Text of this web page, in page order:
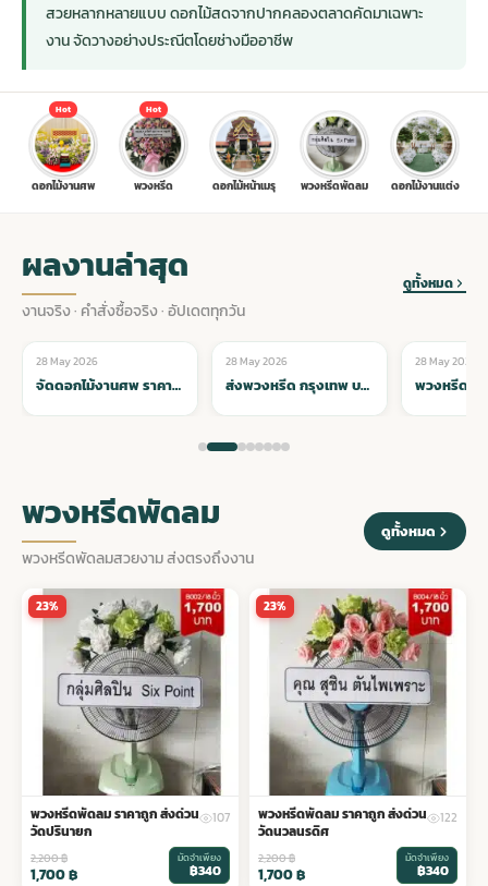
ดอกไม้งานศพ ส่งด่วน
ดอกไม้งานศพ กรุงเทพ
ดอกไม้งานศพ ปากคลองตลาด
ร้านดอกไม้งานศพ ใกล้ฉัน
จัดดอกไม้งานศพ ราคา
พวงดอกไม้งานศพ
tpdecorate ปูพื้น
พวงหรีดดอกไม้สด
พวงหรีดดอกไม้สด ราคาถูก
สั่งพวงหรีด ออนไลน์
ส่งพวงหรีด ด่วน กรุงเทพ
ร้านพวงหรีด กรุงเทพ ส่งฟรี
พวงหรีด ปากคลองตลาด ราคา
ม้หน้าเมรุ
ระดับเมรุ
มรุ ออนไลน์
มรุ ส่งด่วน
สวยหลากหลายแบบ ดอกไม้สดจากปากคลองตลาดคัดมาเฉพาะ
งาน จัดวางอย่างประณีตโดยช่างมืออาชีพ
Hot
ดอกไม้งานศพ
Hot
พวงหรีด ดอกไม้หน้าเมรุ พวงหรีดพัดลม ดอกไม้งานแต่ง
ผลงานล่าสุด
งานจริง · คำสั่งซื้อจริง · อัปเดตทุกวัน
ดูทั้งหมด
🌸 ดอกไม้หน้าเมรุ
28 May 2026
ส่งพวงหรีด กรุงเทพ บริการจัดส่งทั่วทุกเขต ตรงเวลา น่าเชื่อถือ
🌸 ดอกไม้หน้าเมรุ
28 May 2026
พวงหรีด ส่งด่วน กรุงเทพ บริการ 24 ชั่วโมง จัดส่งทันทีทุกเขต
🌸 ดอกไม้หน้าเ
28 May 2026
พวงหรีดพัดลม
พวงหรีดพัดลมสวยงาม ส่งตรงถึงงาน
ดูทั้งหมด
23%
พวงหรีดพัดลม ราคาถูก ส่งด่วน
วัดปรินายก
107
2,200฿
1,700฿
มัดจำเพียง
฿340
23%
พวงหรีดพัดลม ราคาถูก ส่งด่วน
วัดนวลนรดิศ
122
2,200฿
1,700฿
มัดจำเพียง
฿340